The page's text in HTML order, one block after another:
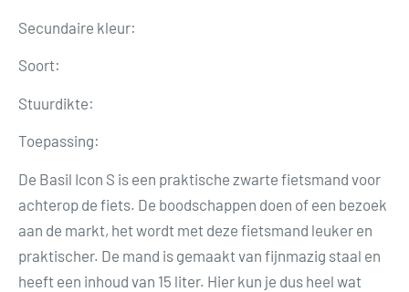
Secundaire kleur:
Soort:
Stuurdikte:
Toepassing:
De Basil Icon S is een praktische zwarte fietsmand voor
achterop de fiets. De boodschappen doen of een bezoek
aan de markt, het wordt met deze fietsmand leuker en
praktischer. De mand is gemaakt van fijnmazig staal en
heeft een inhoud van 15 liter. Hier kun je dus heel wat